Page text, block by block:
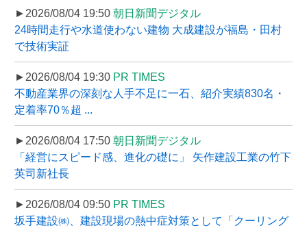
►2026/08/04 19:50 朝日新聞デジタル
24時間走行や水道使わない建物 大成建設が福島・田村
で技術実証
►2026/08/04 19:30 PR TIMES
不動産業界の深刻な人手不足に一石、紹介実績830名・
定着率70％超 ...
►2026/08/04 17:50 朝日新聞デジタル
「経営にスピード感、進化の礎に」 矢作建設工業の竹下
英司新社長
►2026/08/04 09:50 PR TIMES
坂手建設㈱、建設現場の熱中症対策として「クーリング